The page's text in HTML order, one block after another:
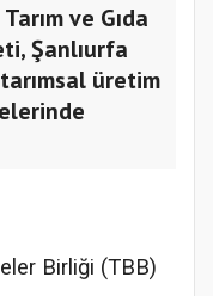
ve Gıda
Şanlıurfa
üretim
Birliği (TBB)